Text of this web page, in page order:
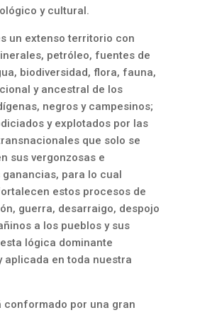
y cultural.
un extenso territorio con
petróleo, fuentes de
biodiversidad, flora, fauna,
y ancestral de los
negros y campesinos;
y explotados por las
que solo se
sus vergonzosas e
para lo cual
estos procesos de
guerra, desarraigo, despojo
a los pueblos y sus
lógica dominante
aplicada en toda nuestra
conformado por una gran